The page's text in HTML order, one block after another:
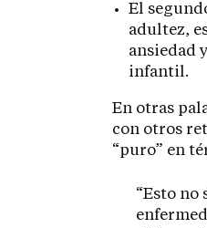
El
adultez,
ansiedad
infantil.
En otras
con otros
“puro” en
“Esto no